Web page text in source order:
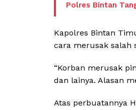
Polres Bintan
Kapolres Bintan
cara merusak salah
“Korban merusak
dan lainya. Alasan
Atas perbuatannya